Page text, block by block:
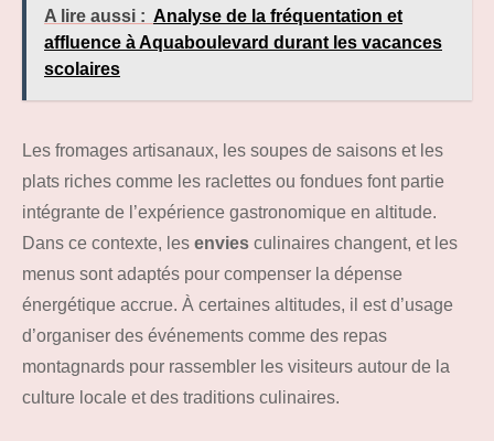
A lire aussi : Analyse de la fréquentation et
affluence à Aquaboulevard durant les vacances
scolaires
Les fromages artisanaux, les soupes de saisons et les
plats riches comme les raclettes ou fondues font partie
intégrante de l’expérience gastronomique en altitude.
Dans ce contexte, les envies culinaires changent, et les
menus sont adaptés pour compenser la dépense
énergétique accrue. À certaines altitudes, il est d’usage
d’organiser des événements comme des repas
montagnards pour rassembler les visiteurs autour de la
culture locale et des traditions culinaires.